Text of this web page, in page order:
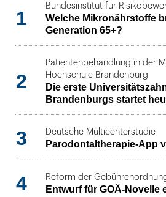
1
Bundesinstitut für
Welche Mikronährstoffe
Generation 65+?
2
Patientenbehandlung in der
Hochschule Brandenburg
Die erste
Brandenburgs startet
3 Deutsche Multicenterstudie
Parodontaltherapie-App
4 Reform der
Entwurf für GOÄ-Novelle